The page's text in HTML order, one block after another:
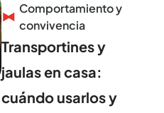
Comportamiento y
convivencia
Transportines y
jaulas en casa:
cuándo usarlos y